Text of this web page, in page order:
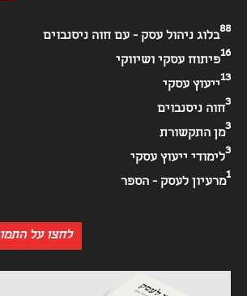
בלוג ניהול עסק - עם חוה ניסנבוים
88
פיתוח עסקי ושיווקי
16
ייעוץ עסקי
13
חוה ניסנבוים
3
מן התקשורת
3
לימודי ייעוץ עסקי
3
מרעיון לעסק - הספר
1
לחצו על